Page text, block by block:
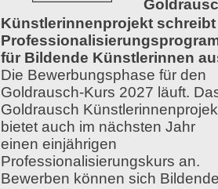
Künstlerinnenprojekt schreibt
für Bildende Künstlerinnen
Die Bewerbungsphase für den
Goldrausch-Kurs 2027 läuft.
Goldrausch
bietet auch im nächsten Jahr
einen einjährigen
Professionalisierungskurs an.
Bewerben können sich